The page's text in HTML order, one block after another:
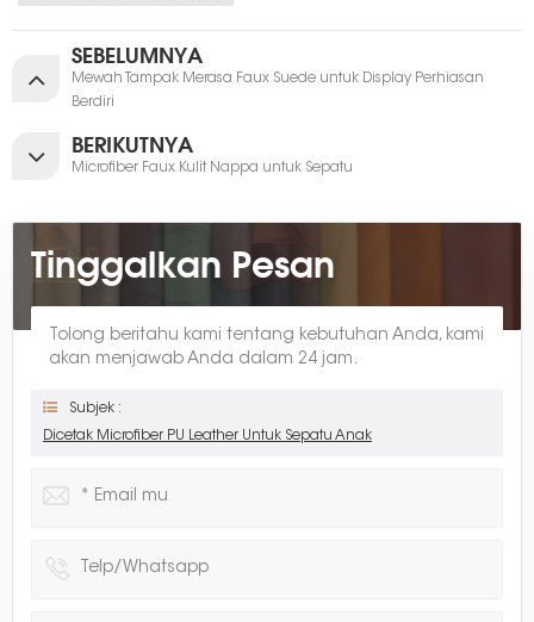
SEBELUMNYA
Mewah Tampak Merasa Faux Suede untuk Display Perhiasan
Berdiri
BERIKUTNYA
Microfiber Faux Kulit Nappa untuk Sepatu
Tinggalkan Pesan
Tolong beritahu kami tentang kebutuhan Anda, kami
akan menjawab Anda dalam 24 jam.
Subjek :
Dicetak Microfiber PU Leather Untuk Sepatu Anak